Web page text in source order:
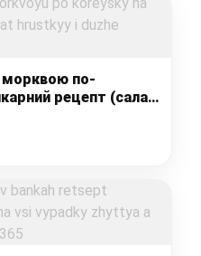
морквою по-
рецепт (салат